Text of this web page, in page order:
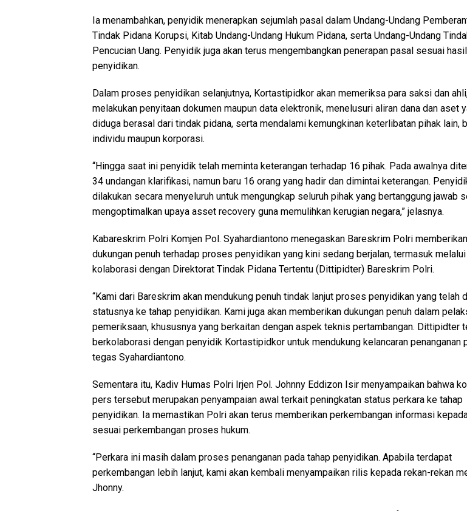
Ia menambahkan, penyidik menerapkan sejumlah pasal dalam Undang-Undang
Tindak Pidana Korupsi, Kitab Undang-Undang Hukum Pidana, serta Undang-Undang
Pencucian Uang. Penyidik juga akan terus mengembangkan penerapan pasal sesuai hasil
penyidikan.
Dalam proses penyidikan selanjutnya, Kortastipidkor akan memeriksa para saksi dan
melakukan penyitaan dokumen maupun data elektronik, menelusuri aliran dana dan aset
diduga berasal dari tindak pidana, serta mendalami kemungkinan keterlibatan pihak lain,
individu maupun korporasi.
“Hingga saat ini penyidik telah meminta keterangan terhadap 16 pihak. Pada awalnya
34 undangan klarifikasi, namun baru 16 orang yang hadir dan dimintai keterangan.
dilakukan secara menyeluruh untuk mengungkap seluruh pihak yang bertanggung jawab
mengoptimalkan upaya asset recovery guna memulihkan kerugian negara,” jelasnya.
Kabareskrim Polri Komjen Pol. Syahardiantono menegaskan Bareskrim Polri memberikan
dukungan penuh terhadap proses penyidikan yang kini sedang berjalan, termasuk melalui
kolaborasi dengan Direktorat Tindak Pidana Tertentu (Dittipidter) Bareskrim Polri.
“Kami dari Bareskrim akan mendukung penuh tindak lanjut proses penyidikan yang telah
statusnya ke tahap penyidikan. Kami juga akan memberikan dukungan penuh dalam
pemeriksaan, khususnya yang berkaitan dengan aspek teknis pertambangan. Dittipidter
berkolaborasi dengan penyidik Kortastipidkor untuk mendukung kelancaran penanganan
tegas Syahardiantono.
Sementara itu, Kadiv Humas Polri Irjen Pol. Johnny Eddizon Isir menyampaikan bahwa
pers tersebut merupakan penyampaian awal terkait peningkatan status perkara ke tahap
penyidikan. Ia memastikan Polri akan terus memberikan perkembangan informasi
sesuai perkembangan proses hukum.
“Perkara ini masih dalam proses penanganan pada tahap penyidikan. Apabila terdapat
perkembangan lebih lanjut, kami akan kembali menyampaikan rilis kepada rekan-rekan
Jhonny.